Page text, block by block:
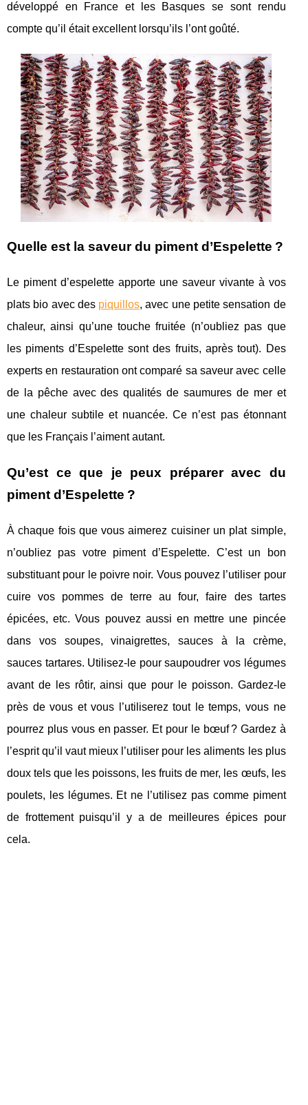
développé en France et les Basques se sont rendu
compte qu’il était excellent lorsqu’ils l’ont goûté.
Quelle est la saveur du piment d’Espelette ?
Le piment d’espelette apporte une saveur vivante à vos
plats bio avec des piquillos, avec une petite sensation de
chaleur, ainsi qu’une touche fruitée (n’oubliez pas que
les piments d’Espelette sont des fruits, après tout). Des
experts en restauration ont comparé sa saveur avec celle
de la pêche avec des qualités de saumures de mer et
une chaleur subtile et nuancée. Ce n’est pas étonnant
que les Français l’aiment autant.
Qu’est ce que je peux préparer avec du
piment d’Espelette ?
À chaque fois que vous aimerez cuisiner un plat simple,
n’oubliez pas votre piment d’Espelette. C’est un bon
substituant pour le poivre noir. Vous pouvez l’utiliser pour
cuire vos pommes de terre au four, faire des tartes
épicées, etc. Vous pouvez aussi en mettre une pincée
dans vos soupes, vinaigrettes, sauces à la crème,
sauces tartares. Utilisez-le pour saupoudrer vos légumes
avant de les rôtir, ainsi que pour le poisson. Gardez-le
près de vous et vous l’utiliserez tout le temps, vous ne
pourrez plus vous en passer. Et pour le bœuf ? Gardez à
l’esprit qu’il vaut mieux l’utiliser pour les aliments les plus
doux tels que les poissons, les fruits de mer, les œufs, les
poulets, les légumes. Et ne l’utilisez pas comme piment
de frottement puisqu’il y a de meilleures épices pour
cela.